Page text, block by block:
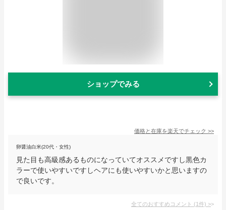
ショップでみる
価格と在庫を楽天でチェック >>
卵醤油白米(20代・女性)
見た目も高級感あるものになっていてオススメですし黒色カ
ラーで使いやすいですしヘアにも使いやすいかと思いますの
で良いです。
全てのおすすめコメント (1件) >